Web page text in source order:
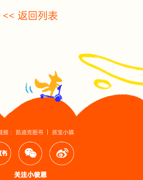
<< 返回列表
： 凯迪克图书 ｜ 孩宝小镇
关注小彼恩